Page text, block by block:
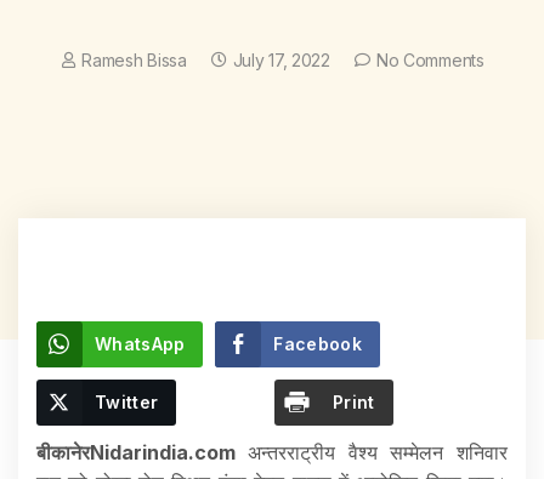
Ramesh Bissa July 17, 2022 No Comments
WhatsApp Facebook
Twitter Print
बीकानेरNidarindia.com अन्तरराट्रीय वैश्य सम्मेलन शनिवार